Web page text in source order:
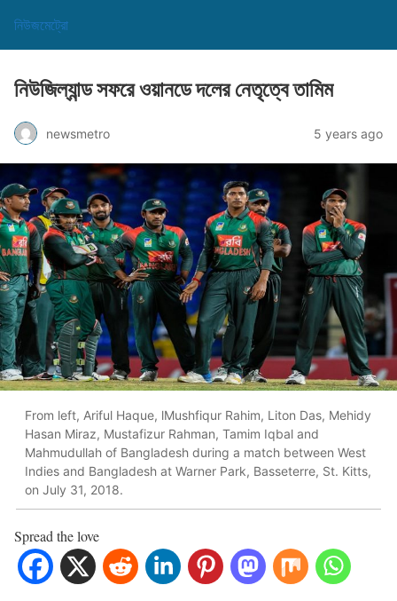
নিউজমেট্রো
নিউজিল্যান্ড সফরে ওয়ানডে দলের নেতৃত্বে তামিম
newsmetro 5 years ago
From left, Ariful Haque, lMushfiqur Rahim, Liton Das, Mehidy
Hasan Miraz, Mustafizur Rahman, Tamim Iqbal and
Mahmudullah of Bangladesh during a match between West
Indies and Bangladesh at Warner Park, Basseterre, St. Kitts,
on July 31, 2018.
Spread the love